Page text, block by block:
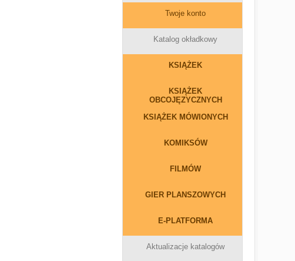
Twoje konto
Katalog okładkowy
KSIĄŻEK
KSIĄŻEK
OBCOJĘZYCZNYCH
KSIĄŻEK MÓWIONYCH
KOMIKSÓW
FILMÓW
GIER PLANSZOWYCH
E-PLATFORMA
Aktualizacje katalogów